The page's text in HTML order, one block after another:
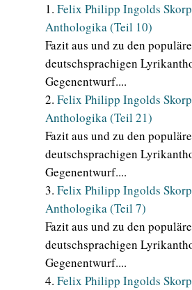
Felix Philipp Ingolds
Anthologika (Teil 10)
Fazit aus und zu den
deutschsprachigen
Gegenentwurf....
Felix Philipp Ingolds
Anthologika (Teil 21)
Fazit aus und zu den
deutschsprachigen
Gegenentwurf....
Felix Philipp Ingolds
Anthologika (Teil 7)
Fazit aus und zu den
deutschsprachigen
Gegenentwurf....
Felix Philipp Ingolds